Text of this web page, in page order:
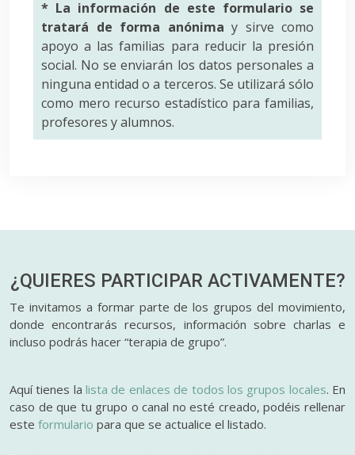
* La información de este formulario se
tratará de forma anónima y sirve como
apoyo a las familias para reducir la presión
social. No se enviarán los datos personales a
ninguna entidad o a terceros. Se utilizará sólo
como mero recurso estadístico para familias,
profesores y alumnos.
¿QUIERES PARTICIPAR ACTIVAMENTE?
Te invitamos a formar parte de los grupos del movimiento,
donde encontrarás recursos, información sobre charlas e
incluso podrás hacer “terapia de grupo”.
Aquí tienes lalista de enlaces de todos los grupos locales. En
caso de que tu grupo o canal no esté creado, podéis rellenar
este formulario para que se actualice el listado.